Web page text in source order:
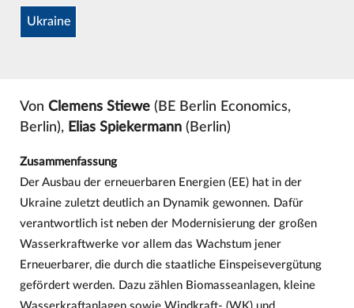
Ukraine
Von Clemens Stiewe(BE Berlin Economics,
Berlin), Elias Spiekermann(Berlin)
Zusammenfassung
Der Ausbau der erneuerbaren Energien (EE) hat in der
Ukraine zuletzt deutlich an Dynamik gewonnen. Dafür
verantwortlich ist neben der Modernisierung der großen
Wasserkraftwerke vor allem das Wachstum jener
Erneuerbarer, die durch die staatliche Einspeisevergütung
gefördert werden. Dazu zählen Biomasseanlagen, kleine